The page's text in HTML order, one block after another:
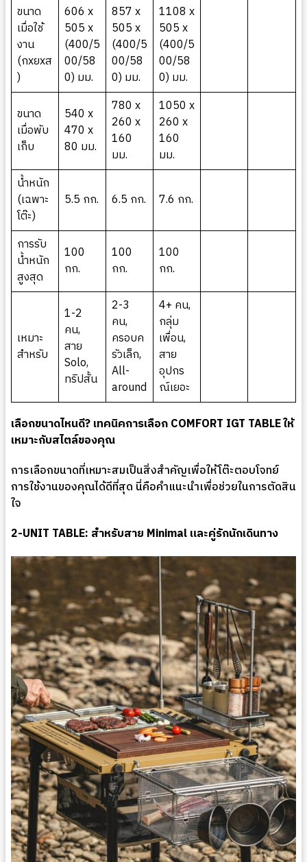
ขนาด
เมื่อใช้
งาน
(กxยxส
)
606 x
505 x
(400/5
00/58
0) มม.
857 x
505 x
(400/5
00/58
0) มม.
1108 x
505 x
(400/5
00/58
0) มม.
ขนาด
เมื่อพับ
เก็บ
540 x
470 x
80 มม.
780 x
260 x
160
มม.
1050 x
260 x
160
มม.
น้ำหนัก
(เฉพาะ
โต๊ะ)
5.5 กก. 6.5 กก. 7.6 กก.
การรับ
น้ำหนัก
สูงสุด
100
กก.
100
กก.
100
กก.
เหมาะ
สำหรับ
1-2
คน,
สาย
Solo,
ทริปสั้น
2-3
คน,
ครอบค
รัวเล็ก,
All-
around
4+ คน,
กลุ่ม
เพื่อน,
สาย
อุปกร
ณ์เยอะ
เลือกขนาดไหนดี? เทคนิคการเลือก COMFORT IGT TABLE ให้
เหมาะกับสไตล์ของคุณ
การเลือกขนาดที่เหมาะสมเป็นสิ่งสำคัญเพื่อให้โต๊ะตอบโจทย์
การใช้งานของคุณได้ดีที่สุด นี่คือคำแนะนำเพื่อช่วยในการตัดสิน
ใจ
2-UNIT TABLE: สำหรับสาย Minimal และคู่รักนักเดินทาง